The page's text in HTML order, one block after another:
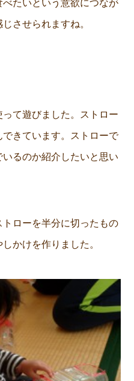
たいという意欲につなが
させられますね。
て遊びました。ストロー
きています。ストローで
るのか紹介したいと思い
ローを半分に切ったもの
かけを作りました。